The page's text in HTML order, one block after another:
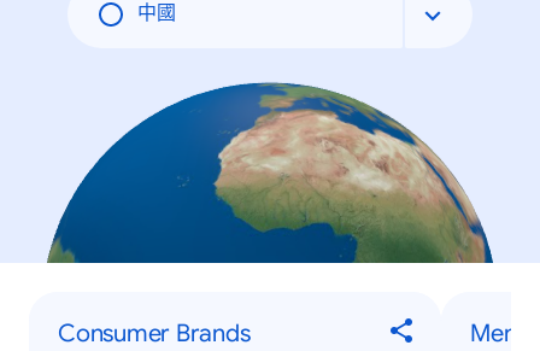
中國
Consumer Brands Men